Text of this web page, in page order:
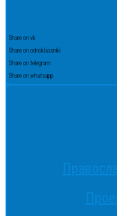
Share on vk
Share on odnoklassniki
Share on telegram
Share on whatsapp